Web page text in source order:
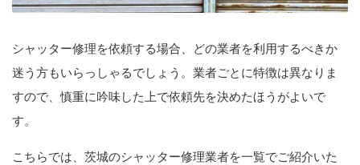
シャッター修理を依頼する場合、どの業者を利用するべきか
迷う方もいらっしゃるでしょう。業者ごとに特徴は異なりま
すので、慎重に吟味した上で依頼先を決めたほうがよいで
す。
こちらでは、茨城のシャッター修理業者を一覧でご紹介いた